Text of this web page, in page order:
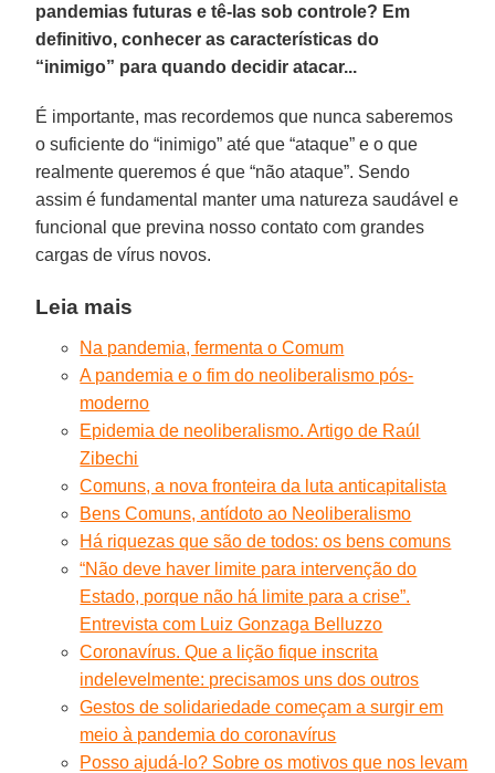
pandemias futuras e tê-las sob controle? Em
definitivo, conhecer as características do
“inimigo” para quando decidir atacar...
É importante, mas recordemos que nunca saberemos
o suficiente do “inimigo” até que “ataque” e o que
realmente queremos é que “não ataque”. Sendo
assim é fundamental manter uma natureza saudável e
funcional que previna nosso contato com grandes
cargas de vírus novos.
Leia mais
Na pandemia, fermenta o Comum
A pandemia e o fim do neoliberalismo pós-
moderno
Epidemia de neoliberalismo. Artigo de Raúl
Zibechi
Comuns, a nova fronteira da luta anticapitalista
Bens Comuns, antídoto ao Neoliberalismo
Há riquezas que são de todos: os bens comuns
“Não deve haver limite para intervenção do
Estado, porque não há limite para a crise”.
Entrevista com Luiz Gonzaga Belluzzo
Coronavírus. Que a lição fique inscrita
indelevelmente: precisamos uns dos outros
Gestos de solidariedade começam a surgir em
meio à pandemia do coronavírus
Posso ajudá-lo? Sobre os motivos que nos levam